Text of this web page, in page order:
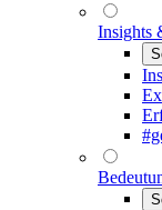
Insights